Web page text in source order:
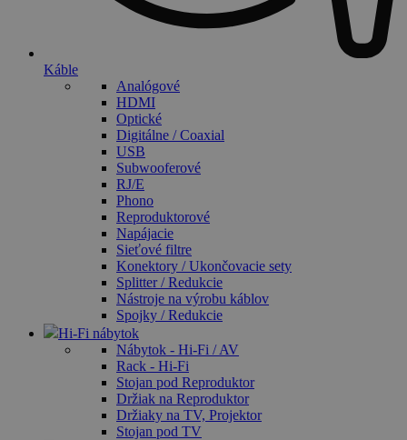
Káble
Analógové
HDMI
Optické
Digitálne / Coaxial
USB
Subwooferové
RJ/E
Phono
Reproduktorové
Napájacie
Sieťové filtre
Konektory / Ukončovacie sety
Splitter / Redukcie
Nástroje na výrobu káblov
Spojky / Redukcie
Hi-Fi nábytok
Nábytok - Hi-Fi / AV
Rack - Hi-Fi
Stojan pod Reproduktor
Držiak na Reproduktor
Držiaky na TV, Projektor
Stojan pod TV